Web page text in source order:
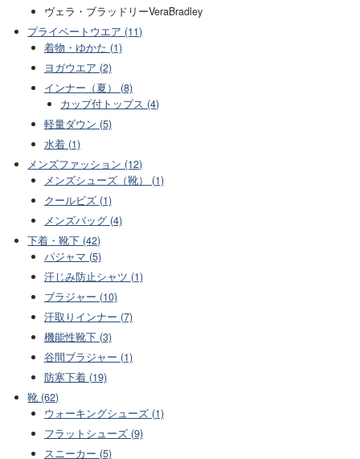
ヴェラ・ブラッドリーVeraBradley
プライベートウエア (11)
着物・ゆかた (1)
ヨガウエア (2)
インナー（夏） (8)
カップ付トップス (4)
軽量ダウン (5)
水着 (1)
メンズファッション (12)
メンズシューズ（靴） (1)
クールビズ (1)
メンズバッグ (4)
下着・靴下 (42)
パジャマ (5)
汗じみ防止シャツ (1)
ブラジャー (10)
汗取りインナー (7)
機能性靴下 (3)
谷間ブラジャー (1)
防寒下着 (19)
靴 (62)
ウォーキングシューズ (1)
フラットシューズ (9)
スニーカー (5)